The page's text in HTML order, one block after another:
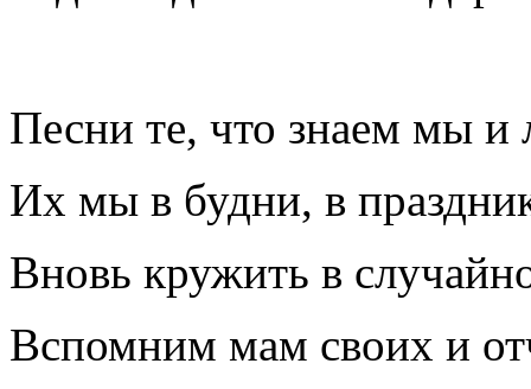
Песни те, что знаем мы
Их мы в будни, в
Вновь кружить в
Вспомним мам своих и